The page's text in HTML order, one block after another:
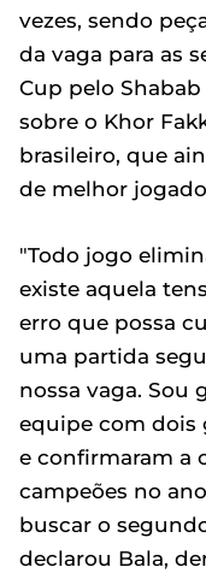
vezes, sendo
da vaga para as
Cup pelo
sobre o Khor
brasileiro, que
de melhor
"Todo jogo
existe aquela
erro que possa
uma partida
nossa vaga. Sou
equipe com dois
e confirmaram a
campeões no
buscar o
declarou Bala,